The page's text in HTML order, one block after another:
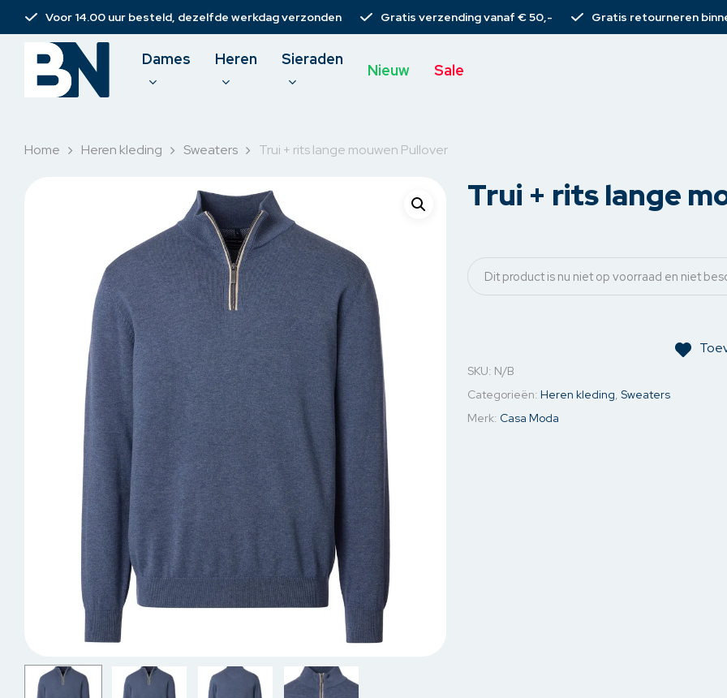
Voor 14.00 uur besteld, dezelfde werkdag verzonden Gratis verzending vanaf € 50,- Gratis retourneren
Dames
Damesbroeken
Spijkerbroeken
Jurken
Rokken & shorts
Korte broeken
Skorts
Joggers
T-shirts
Blouses
Jassen & Blazers
Spijkerjassen
Tassen
Heren
Polo
Pullovers
Sweaters
Overhemden
Spijkerjassen
Jassen & Blazers
Vesten
Broeken
Chino’s
Sieraden
Nieuw Sale
Home Heren kleding Sweaters Trui + rits lange mouwen Pullover
Trui + rits lange
Dit product is nu niet op voorraad en niet
SKU: N/B
Categorieën: Heren kleding, Sweaters
Merk: Casa Moda